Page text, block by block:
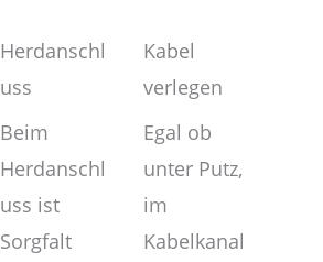
Herdanschl
uss
Beim
Herdanschl
uss ist
Sorgfalt
Kabel
verlegen
Egal ob
unter Putz,
im
Kabelkanal